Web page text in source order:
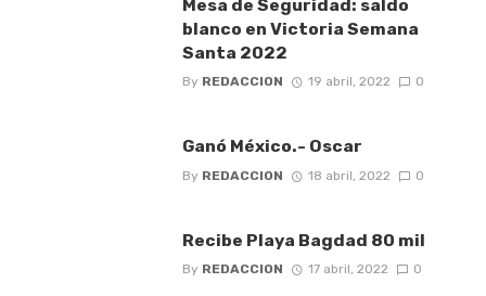
Mesa de Seguridad: saldo
blanco en Victoria Semana
Santa 2022
By REDACCION 19 abril, 2022 0
Ganó México.- Oscar
By REDACCION 18 abril, 2022 0
Recibe Playa Bagdad 80 mil
By REDACCION 17 abril, 2022 0